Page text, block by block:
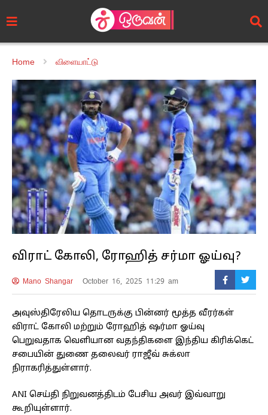
Home விளையாட்டு
விராட் கோலி, ரோஹித் சர்மா ஓய்வு?
Mano Shangar October 16, 2025 11:29 am
அவுஸ்திரேலிய தொடருக்கு பின்னர் மூத்த வீரர்கள்
விராட் கோலி மற்றும் ரோஹித் ஷர்மா ஓய்வு
பெறுவதாக வெளியான வதந்திகளை இந்திய கிரிக்கெட்
சபையின் துணை தலைவர் ராஜீவ் சுக்லா
நிராகரித்துள்ளார்.
ANI செய்தி நிறுவனத்திடம் பேசிய அவர் இவ்வாறு
கூறியுள்ளார்.